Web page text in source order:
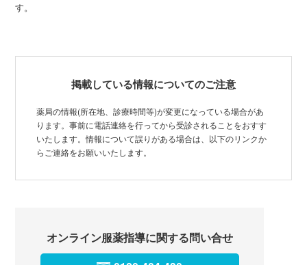
す。
掲載している情報についてのご注意
薬局の情報(所在地、診療時間等)が変更になっている場合があ
ります。事前に電話連絡を行ってから受診されることをおすす
いたします。情報について誤りがある場合は、以下のリンクか
らご連絡をお願いいたします。
オンライン服薬指導に関する問い合せ